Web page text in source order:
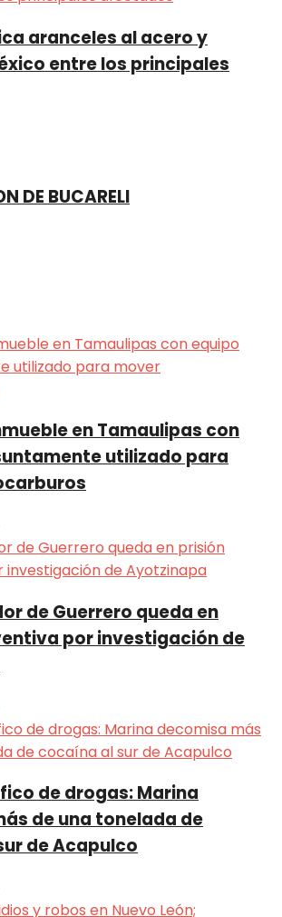
aranceles al acero y
entre los principales
DE BUCARELI
en Tamaulipas con
utilizado para
de Guerrero queda en
por investigación de
de drogas: Marina
de una tonelada de
de Acapulco